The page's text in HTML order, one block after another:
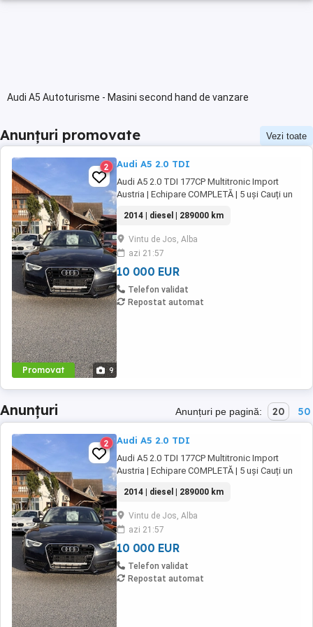
Audi A5 Autoturisme - Masini second hand de vanzare
Anunțuri promovate Vezi toate
Promovat 9
2 Audi A5 2.0 TDI
Audi A5 2.0 TDI 177CP Multitronic Import
Austria | Echipare COMPLETĂ | 5 uși Cauți un
prezentăm Audi A5, motorizare diesel de 2.0
litri (177CP), cutie automată Multitronic, cu un
consum mixt de doar 4.8 l 100km! Mașina
este import Austria, într-o stare foarte ...
2014 | diesel | 289000 km
Vintu de Jos, Alba
azi 21:57
10 000 EUR
Telefon validat
Repostat automat
Anunțuri Anunțuri pe pagină: 20 50
2 Audi A5 2.0 TDI
Audi A5 2.0 TDI 177CP Multitronic Import
Austria | Echipare COMPLETĂ | 5 uși Cauți un
prezentăm Audi A5, motorizare diesel de 2.0
litri (177CP), cutie automată Multitronic, cu un
consum mixt de doar 4.8 l 100km! Mașina
este import Austria, într-o stare foarte ...
2014 | diesel | 289000 km
Vintu de Jos, Alba
azi 21:57
10 000 EUR
Telefon validat
Repostat automat